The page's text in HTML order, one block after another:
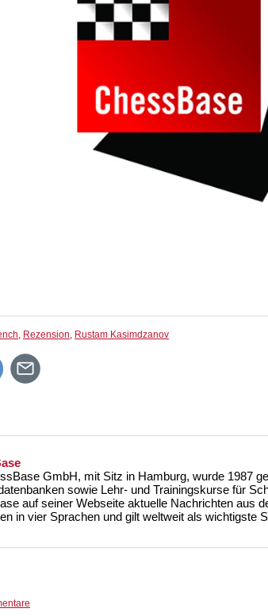
Rezension Rustam Kasimdzanov
GmbH, mit Sitz in Hamburg, wurde 1987
sowie Lehr- und Trainingskurse für
auf seiner Webseite aktuelle Nachrichten aus
in vier Sprachen und gilt weltweit als wichtigste